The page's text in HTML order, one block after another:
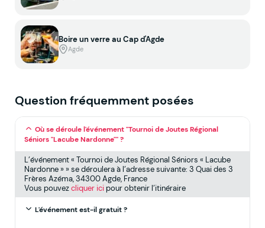
Boire un verre au Cap d'Agde
Agde
Question fréquemment posées
Où se déroule l'événement "Tournoi de Joutes Régional
Séniors "Lacube Nardonne"" ?
L’événement « Tournoi de Joutes Régional Séniors « Lacube
Nardonne » » se déroulera à l’adresse suivante: 3 Quai des 3
Frères Azéma, 34300 Agde, France
Vous pouvezcliquer icipour obtenir l’itinéraire
L'événement est-il gratuit ?